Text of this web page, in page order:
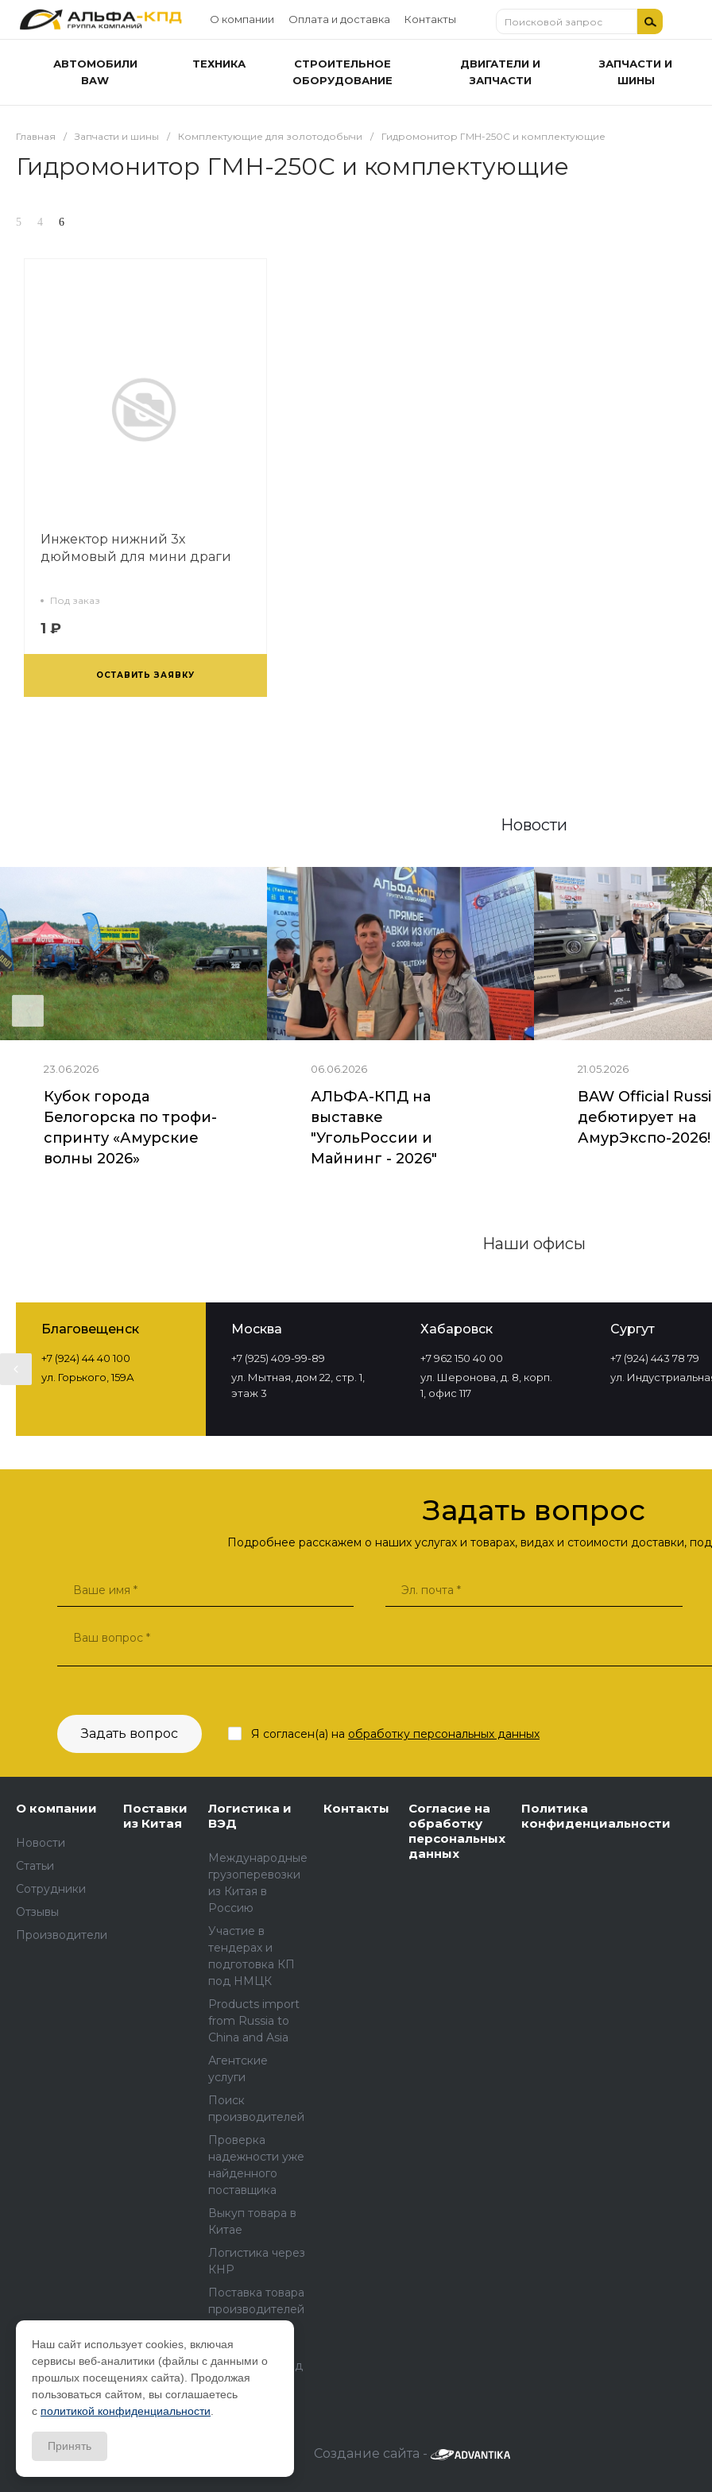
О компании Оплата и доставка Контакты
АВТОМОБИЛИ
BAW
ТЕХНИКА
СТРОИТЕЛЬНОЕ
ОБОРУДОВАНИЕ
ДВИГАТЕЛИ И
ЗАПЧАСТИ
ЗАПЧАСТИ И
ШИНЫ
Главная / Запчасти и шины / Комплектующие для золотодобычи / Гидромонитор ГМН-250С и комплектующие
Гидромонитор ГМН-250С и комплектующие
Инжектор нижний 3х
дюймовый для мини драги
Под заказ
1 ₽
ОСТАВИТЬ ЗАЯВКУ
Наш сайт использует cookies, включая
сервисы веб-аналитики (файлы с данными о
прошлых посещениях сайта). Продолжая
пользоваться сайтом, вы соглашаетесь
с политикой конфиденциальности
Принять
Новости
23.06.2026
Кубок города
Белогорска по трофи-
спринту «Амурские
волны 2026»
06.06.2026
АЛЬФА-КПД на
выставке
"УгольРоссии и
Майнинг - 2026"
21.05.2026
BAW Official
дебютирует на
АмурЭкспо-2026!
Наши офисы
Благовещенск
+7 (924) 44 40 100
ул. Горького, 159А
Москва
+7 (925) 409-99-89
ул. Мытная, дом 22, стр. 1,
этаж 3
Хабаровск
+7 962 150 40 00
ул. Шеронова, д. 8, корп.
1, офис 117
Сургут
+7 (924) 443 78 79
ул.
Задать вопрос
Подробнее расскажем о наших услугах и товарах, видах и стоимости доставки,
Задать вопрос Я согласен(а) на обработку персональных данных
О компании
Новости
Статьи
Сотрудники
Отзывы
Производители
Поставки
из Китая
Логистика и
ВЭД
Международные
грузоперевозки
из Китая в
Россию
Участие в
тендерах и
подготовка КП
под НМЦК
Products import
from Russia to
China and Asia
Агентские
услуги
Поиск
производителей
Проверка
надежности уже
найденного
поставщика
Выкуп товара в
Китае
Логистика через
КНР
Поставка товара
производителей
США
Бетонный завод
как бизнес
Контакты
Согласие на
обработку
персональных
данных
Политика
конфиденциальности
© 2026 Компания ООО "Альфа-снаб",
ИНН_2801157381 Все права защищены
Создание сайта -